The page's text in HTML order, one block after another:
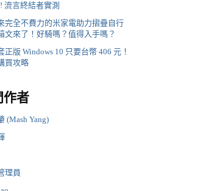
流言終結者實測
完全不費力的米家電助力摺疊自行
文來了！好騎嗎？值得入手嗎？
正版 Windows 10 只要台幣 406 元！
買攻略
作者
(Mash Yang)
理員